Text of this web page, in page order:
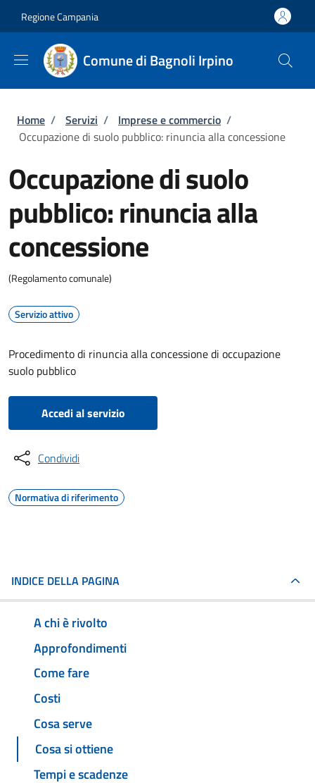
Regione Campania
Comune di Bagnoli Irpino
Briciole di pane
Home / Servizi / Imprese e commercio /
Occupazione di suolo pubblico: rinuncia alla concessione
Occupazione di suolo
pubblico: rinuncia alla
concessione
(Regolamento comunale)
Servizio attivo
Procedimento di rinuncia alla concessione di occupazione
suolo pubblico
Accedi al servizio
Condividi
Normativa di riferimento
INDICE DELLA PAGINA
A chi è rivolto
Approfondimenti
Come fare
Costi
Cosa serve
Cosa si ottiene
Tempi e scadenze